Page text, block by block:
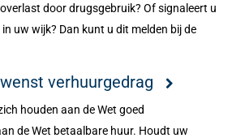
door drugsgebruik? Of signaleert u
uw wijk? Dan kunt u dit melden bij de
verhuurgedrag
houden aan de Wet goed
de Wet betaalbare huur. Houdt uw